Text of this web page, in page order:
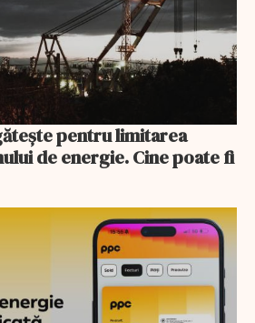
pentru limitarea
de energie. Cine poate fi